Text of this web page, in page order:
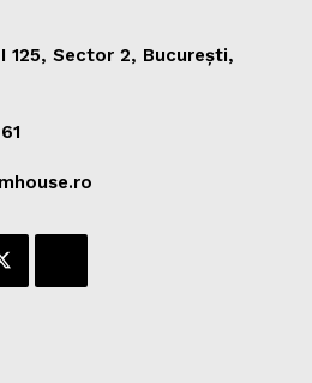
125, Sector 2, București,